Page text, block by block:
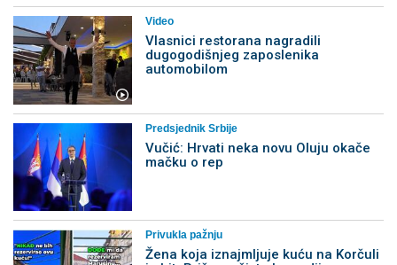
Video
Vlasnici restorana nagradili
dugogodišnjeg zaposlenika
automobilom
Predsjednik Srbije
Vučić: Hrvati neka novu Oluju okače
mačku o rep
Privukla pažnju
Žena koja iznajmljuje kuću na Korčuli